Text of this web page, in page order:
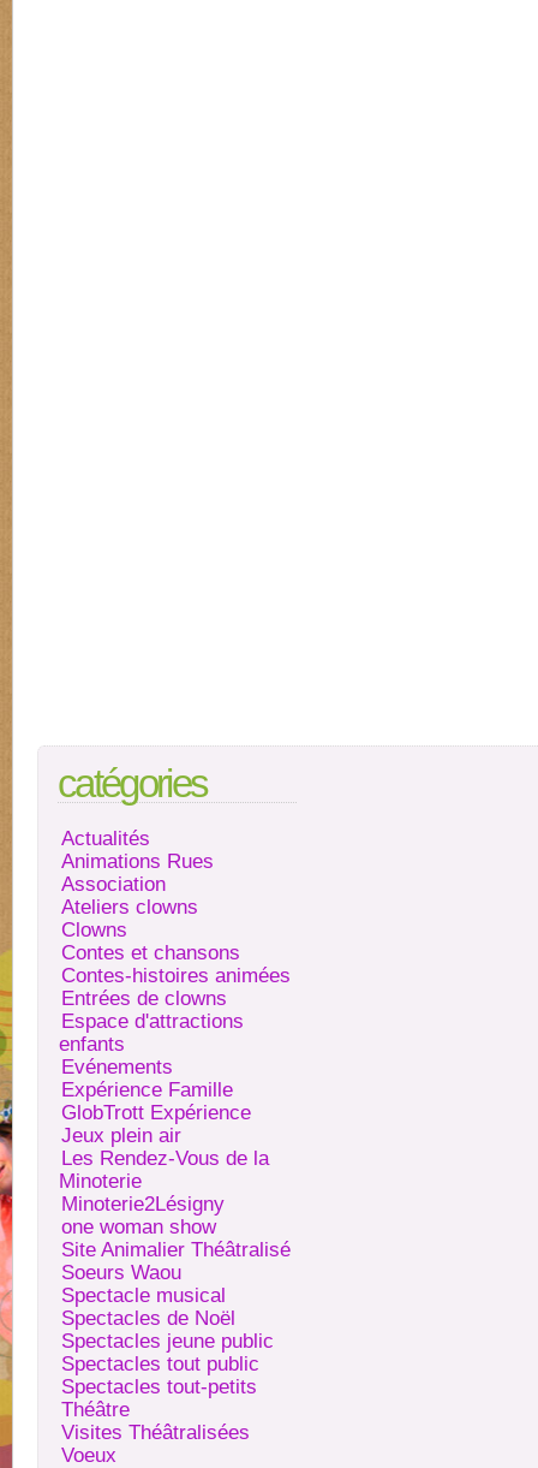
catégories
Actualités
Animations Rues
Association
Ateliers clowns
Clowns
Contes et chansons
Contes-histoires animées
Entrées de clowns
Espace d'attractions
enfants
Evénements
Expérience Famille
GlobTrott Expérience
Jeux plein air
Les Rendez-Vous de la
Minoterie
Minoterie2Lésigny
one woman show
Site Animalier Théâtralisé
Soeurs Waou
Spectacle musical
Spectacles de Noël
Spectacles jeune public
Spectacles tout public
Spectacles tout-petits
Théâtre
Visites Théâtralisées
Voeux